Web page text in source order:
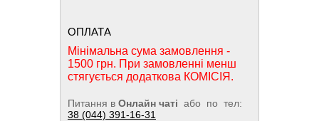
ОПЛАТА
Мінімальна сума замовлення -
1500 грн. При замовленні менш
стягується додаткова КОМІСІЯ.
Питання в Онлайн чаті або по тел:
38 (044) 391-16-31